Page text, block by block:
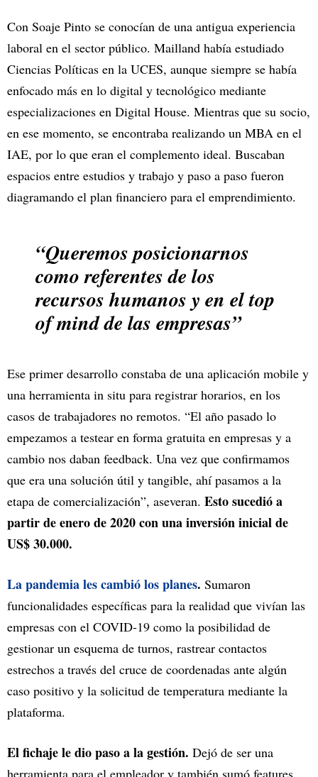
Con Soaje Pinto se conocían de una antigua experiencia
laboral en el sector público. Mailland había estudiado
Ciencias Políticas en la UCES, aunque siempre se había
enfocado más en lo digital y tecnológico mediante
especializaciones en Digital House. Mientras que su socio,
en ese momento, se encontraba realizando un MBA en el
IAE, por lo que eran el complemento ideal. Buscaban
espacios entre estudios y trabajo y paso a paso fueron
diagramando el plan financiero para el emprendimiento.
“Queremos posicionarnos
como referentes de los
recursos humanos y en el top
of mind de las empresas”
Ese primer desarrollo constaba de una aplicación mobile y
una herramienta in situ para registrar horarios, en los
casos de trabajadores no remotos. “El año pasado lo
empezamos a testear en forma gratuita en empresas y a
cambio nos daban feedback. Una vez que confirmamos
que era una solución útil y tangible, ahí pasamos a la
etapa de comercialización”, aseveran. Esto sucedió a
partir de enero de 2020 con una inversión inicial de
US$ 30.000.
La pandemia les cambió los planes. Sumaron
funcionalidades específicas para la realidad que vivían las
empresas con el COVID-19 como la posibilidad de
gestionar un esquema de turnos, rastrear contactos
estrechos a través del cruce de coordenadas ante algún
caso positivo y la solicitud de temperatura mediante la
plataforma.
El fichaje le dio paso a la gestión. Dejó de ser una
herramienta para el empleador y también sumó features